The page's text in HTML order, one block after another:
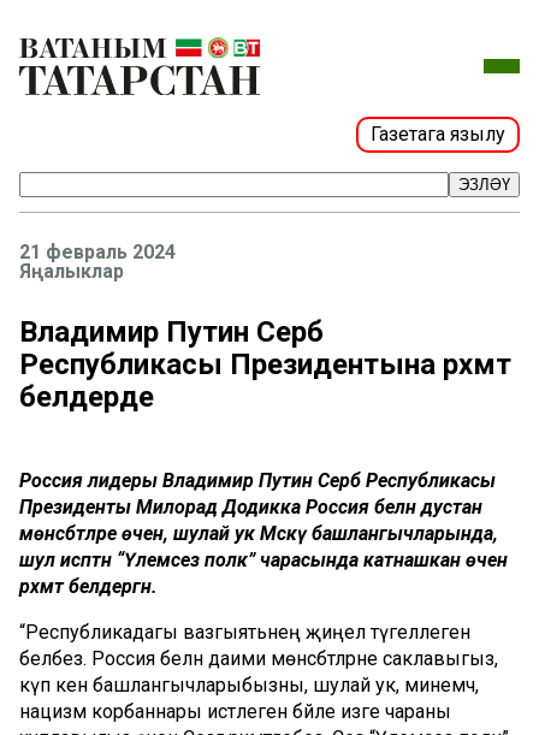
Газетага язылу
ЭЗЛӘҮ
21 февраль 2024
Яңалыклар
Владимир Путин Серб
Республикасы Президентына рәхмәт
белдерде
Россия лидеры Владимир Путин Серб Республикасы
Президенты Милорад Додикка Россия белән дустанә
мөнәсәбәтләре өчен, шулай ук Мәскәү башлангычларында,
шул исәптән “Үлемсез полк” чарасында катнашкан өчен
рәхмәт белдергән.
“Республикадагы вазгыятьнең җиңел түгеллеген
беләбез. Россия белән даими мөнәсәбәтләрне саклавыгыз,
күп кенә башлангычларыбызны, шулай ук, минемчә,
нацизм корбаннары истәлегенә бәйле изге чараны